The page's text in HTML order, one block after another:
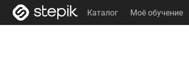
Каталог Моё обучение